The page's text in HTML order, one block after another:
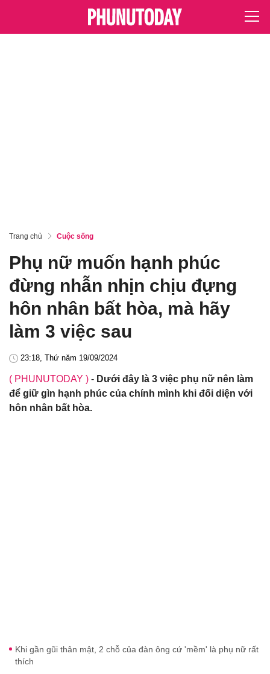
Trang chủ Cuộc sống
Phụ nữ muốn hạnh phúc
đừng nhẫn nhịn chịu đựng
hôn nhân bất hòa, mà hãy
làm 3 việc sau
23:18, Thứ năm 19/09/2024
( PHUNUTODAY ) - Dưới đây là 3 việc phụ nữ nên làm
để giữ gìn hạnh phúc của chính mình khi đối diện với
hôn nhân bất hòa.
Khi gần gũi thân mật, 2 chỗ của đàn ông cứ 'mềm' là phụ nữ rất
thích